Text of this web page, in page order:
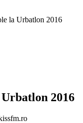
la Urbatlon 2016
2016